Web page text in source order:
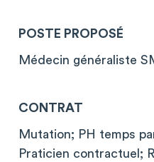
POSTE PROPOSÉ
Médecin généraliste
CONTRAT
Mutation; PH temps
Praticien contractuel;